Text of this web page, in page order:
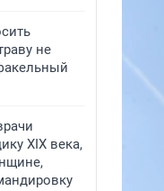
не
XIX века,